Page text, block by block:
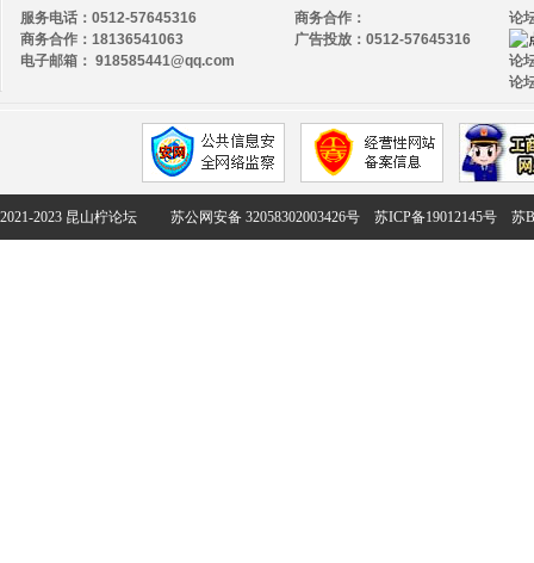
服务电话：0512-57645316
商务合作：18136541063
电子邮箱： 918585441@qq.com
论
论
论
商务合作：
广告投放：0512-57645316
2021-2023 昆山柠论坛 苏公网安备 32058302003426号 苏ICP备19012145号 苏